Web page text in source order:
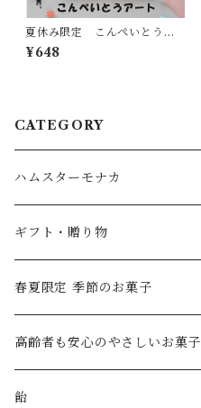
夏休み限定 こんぺいとうア
ート 水族館シリーズ タコ
¥648
CATEGORY
ハムスターモナカ
ギフト・贈り物
ハムスターモナカギフト
創業祭 2026特別ギフト
おきもちHACO
春夏限定 季節のお菓子
高齢者も安心のやさしいお菓子
飴